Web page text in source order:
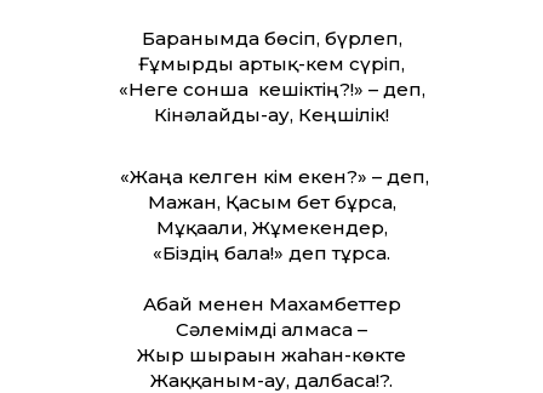
Барғанымда бөсіп, бүрлеп,
Ғұмырды артық-кем сүріп,
«Неге сонша кешіктің?!» – деп,
Кінәлайды-ау, Кеңшілік!
«Жаңа келген кім екен?» – деп,
Мағжан, Қасым бет бұрса,
Мұқағали, Жұмекендер,
«Біздің бала!» деп тұрса.
Абай менен Махамбеттер
Сәлемімді алмаса –
Жыр шырағын жаһан-көкте
Жаққаным-ау, далбаса!?.